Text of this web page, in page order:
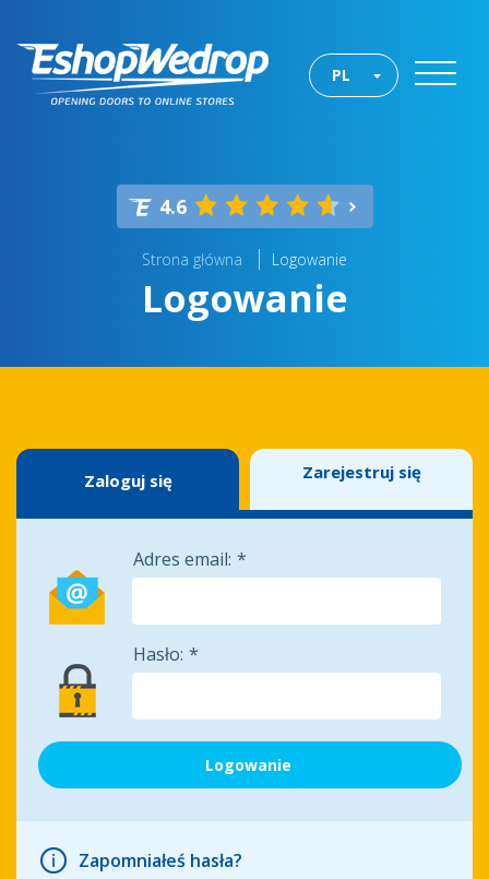
PL
4.6
Strona główna Logowanie
Logowanie
Zaloguj się Zarejestruj się
Adres email:
Hasło:
Zapomniałeś hasła?